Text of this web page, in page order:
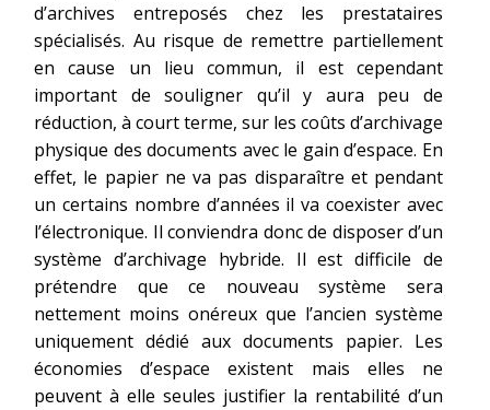
d’archives entreposés chez les prestataires
spécialisés. Au risque de remettre partiellement
en cause un lieu commun, il est cependant
important de souligner qu’il y aura peu de
réduction, à court terme, sur les coûts d’archivage
physique des documents avec le gain d’espace. En
effet, le papier ne va pas disparaître et pendant
un certains nombre d’années il va coexister avec
l’électronique. Il conviendra donc de disposer d’un
système d’archivage hybride. Il est difficile de
prétendre que ce nouveau système sera
nettement moins onéreux que l’ancien système
uniquement dédié aux documents papier. Les
économies d’espace existent mais elles ne
peuvent à elle seules justifier la rentabilité d’un